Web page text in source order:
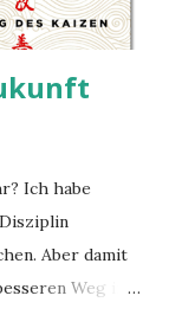
Ich habe
Aber damit
Weg in